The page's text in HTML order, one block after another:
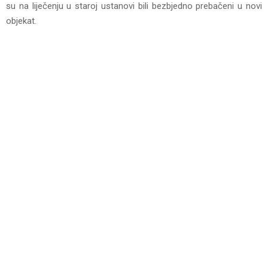
su na liječenju u staroj ustanovi bili bezbjedno prebačeni u novi
objekat.